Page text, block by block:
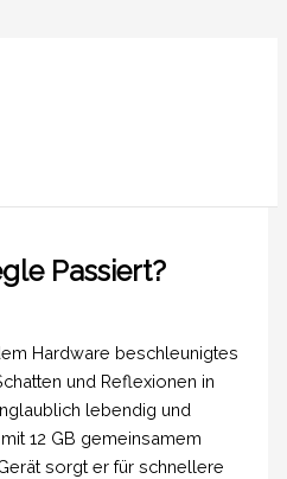
Passiert?
Hard­ware be­schleunigtes
und Refle­xionen in
lebendig und
12 GB gemein­samem
sorgt er für schnel­lere